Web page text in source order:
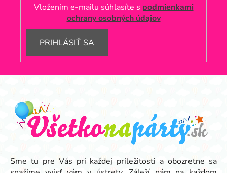
u
Vložením e-mailu súhlasíte s podmienkami
ochrany osobných údajov
PRIHLÁSIŤ SA
Z
Sme tu pre Vás pri každej príležitosti a obozretne sa